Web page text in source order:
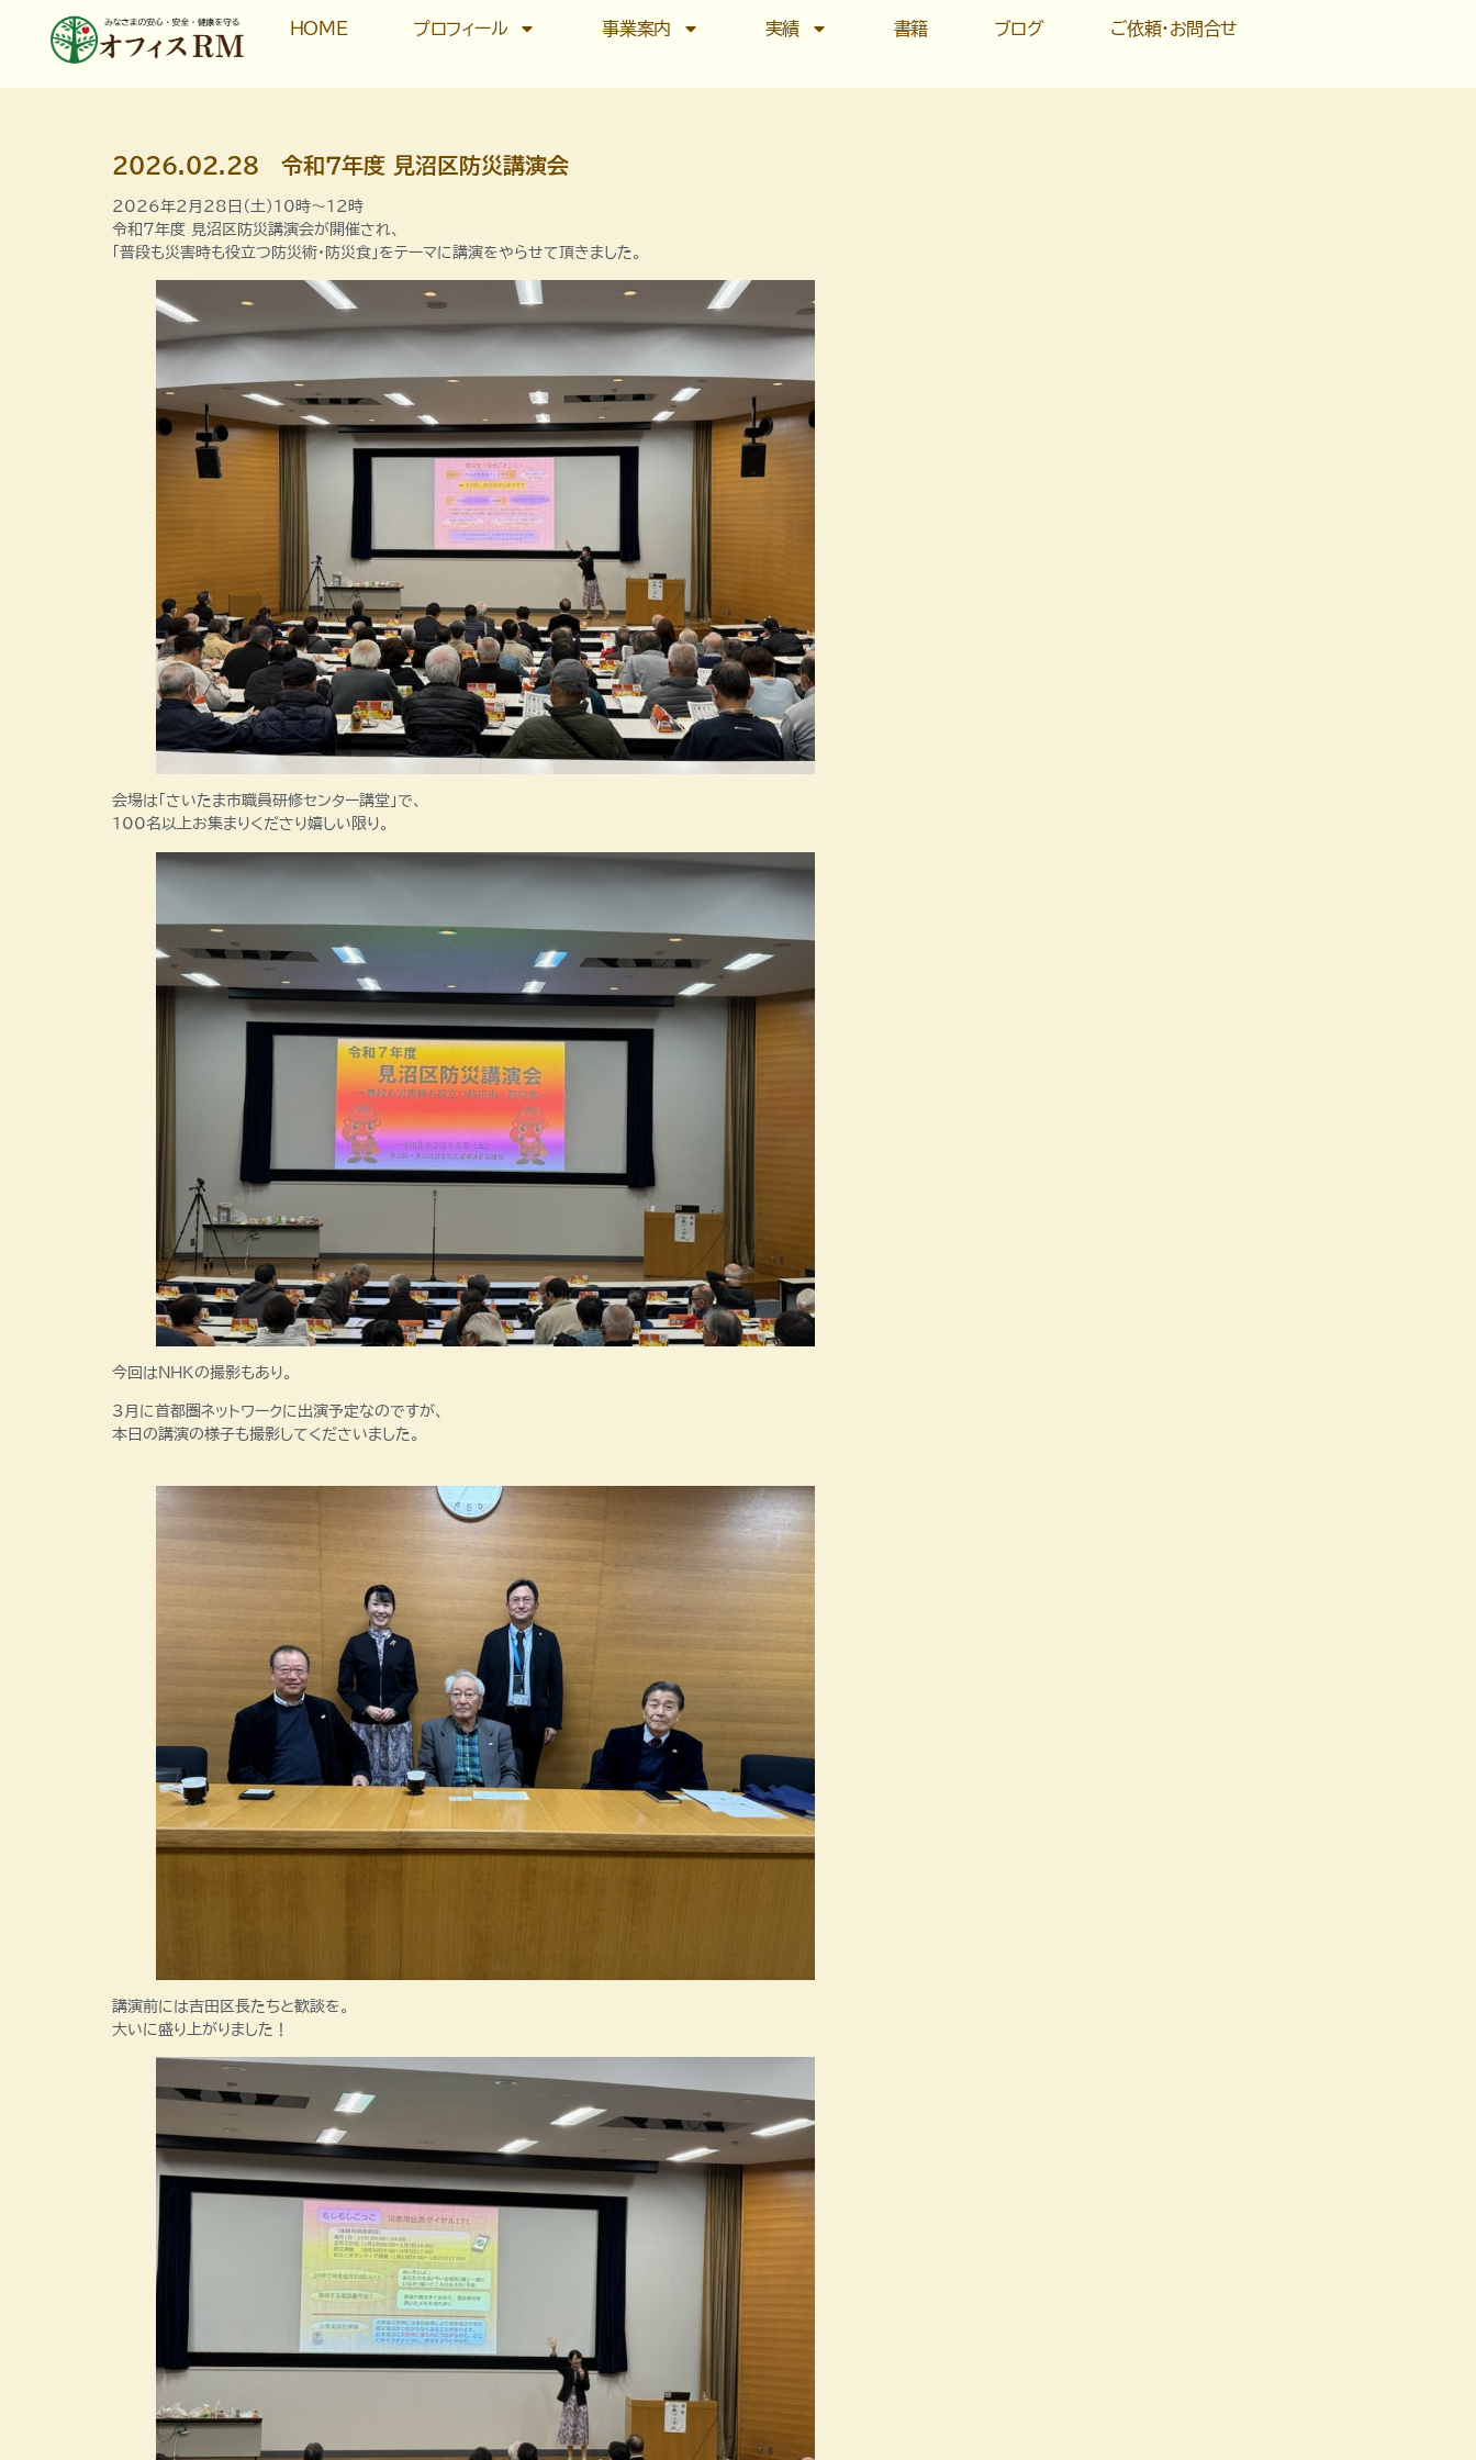
HOME プロフィール 事業案内 実績 書籍 ブログ ご依頼・お問合せ
2026.02.28 令和７年度 見沼区防災講演会
2026年2月28日（土）10時～12時
令和７年度 見沼区防災講演会が開催され、
「普段も災害時も役立つ防災術・防災食」をテーマに講演をやらせて頂きました。
会場は「さいたま市職員研修センター講堂」で、
100名以上お集まりくださり嬉しい限り。
今回はNHKの撮影もあり。
3月に首都圏ネットワークに出演予定なのですが、
本日の講演の様子も撮影してくださいました。
講演前には吉田区長たちと歓談を。
大いに盛り上がりました！